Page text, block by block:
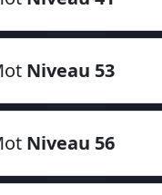
Niveau 53
Niveau 56